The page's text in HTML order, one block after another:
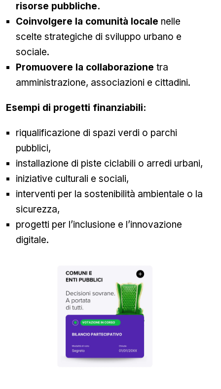
risorse pubbliche.
Coinvolgere la comunità locale nelle
scelte strategiche di sviluppo urbano e
sociale.
Promuovere la collaborazione tra
amministrazione, associazioni e cittadini.
Esempi di progetti finanziabili:
riqualificazione di spazi verdi o parchi
pubblici,
installazione di piste ciclabili o arredi urbani,
iniziative culturali e sociali,
interventi per la sostenibilità ambientale o la
sicurezza,
progetti per l’inclusione e l’innovazione
digitale.